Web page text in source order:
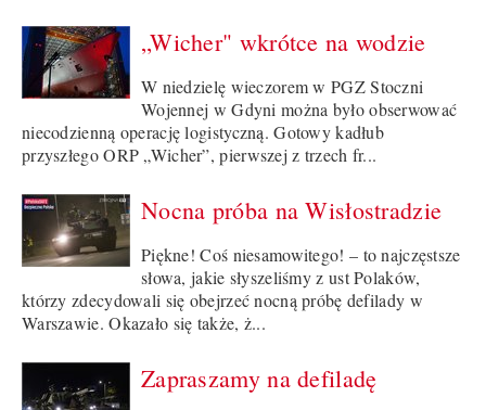
„Wicher" wkrótce na wodzie
W niedzielę wieczorem w PGZ Stoczni
Wojennej w Gdyni można było obserwować
niecodzienną operację logistyczną. Gotowy kadłub
przyszłego ORP „Wicher”, pierwszej z trzech fr...
Nocna próba na Wisłostradzie
Piękne! Coś niesamowitego! – to najczęstsze
słowa, jakie słyszeliśmy z ust Polaków,
którzy zdecydowali się obejrzeć nocną próbę defilady w
Warszawie. Okazało się także, ż...
Zapraszamy na defiladę